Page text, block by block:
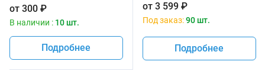
от 300 ₽
В наличии : 10 шт.
Подробнее
от 3 599₽
Под заказ:90 шт.
Подробнее